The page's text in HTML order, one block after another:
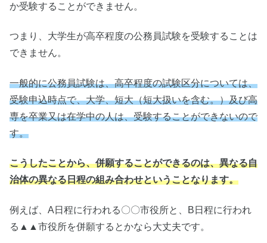
か受験することができません。
つまり、大学生が高卒程度の公務員試験を受験することは
できません。
一般的に公務員試験は、高卒程度の試験区分については、
受験申込時点で、大学、短大（短大扱いを含む。）及び高
専を卒業又は在学中の人は、受験することができないので
す。
こうしたことから、併願することができるのは、異なる自
治体の異なる日程の組み合わせということなります。
例えば、A日程に行われる〇〇市役所と、B日程に行われ
る▲▲市役所を併願するとかなら大丈夫です。